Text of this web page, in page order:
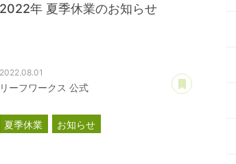
む
2022年 夏季休業のお知らせ
2022.08.01
リーフワークス 公式
あとで読む
夏季休業 お知らせ